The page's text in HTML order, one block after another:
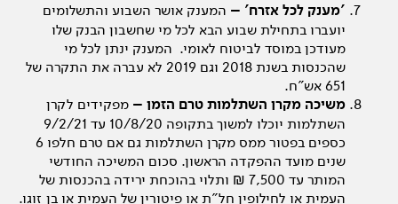
'מענק לכל אזרח' – המענק אושר השבוע והתשלומים
יועברו בתחילת שבוע הבא לכל מי שחשבון הבנק שלו
מעודכן במוסד לביטוח לאומי. המענק ינתן לכל מי
שהכנסות בשנת 2018 וגם 2019 לא עברה את התקרה של
651 אש"ח.
משיכה מקרן השתלמות טרם הזמן – מפקידים לקרן
השתלמות יוכלו למשוך בתקופה 10/8/20 עד 9/2/21
כספים בפטור ממס מקרן השתלמות גם אם טרם חלפו 6
שנים מועד ההפקדה הראשון. סכום המשיכה החודשי
המותר עד 7,500 ₪ ותלוי בהוכחת ירידה בהכנסות של
העמית או לחילופין חל"ת או פיטורין של העמית או בן זוגו.